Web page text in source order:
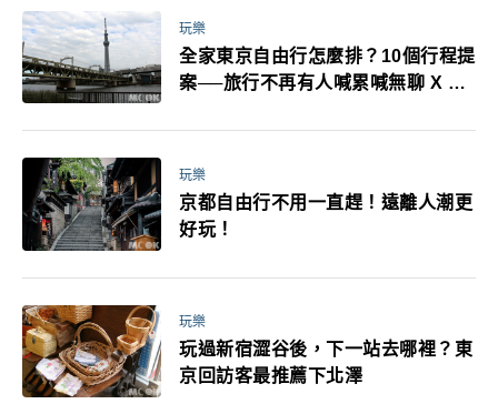
玩樂
全家東京自由行怎麼排？10個行程提
案──旅行不再有人喊累喊無聊 X 爸
玩樂
京都自由行不用一直趕！遠離人潮更
好玩！
玩樂
玩過新宿澀谷後，下一站去哪裡？東
京回訪客最推薦下北澤